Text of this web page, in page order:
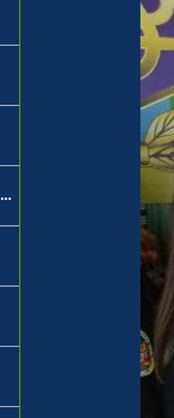
ЗАМОВЛЕННЯ ЕЛЕКТРОННОГО УЧНІВСЬКОГО КВИТКА